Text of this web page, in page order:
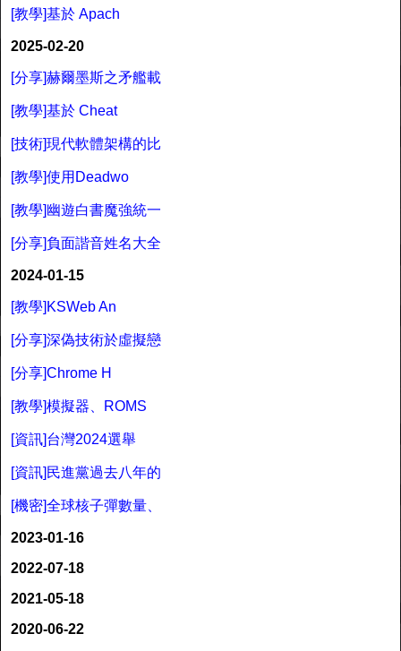
[教學]基於 Apach
2025-02-20
[分享]赫爾墨斯之矛艦載
[教學]基於 Cheat
[技術]現代軟體架構的比
[教學]使用Deadwo
[教學]幽遊白書魔強統一
[分享]負面諧音姓名大全
2024-01-15
[教學]KSWeb An
[分享]深偽技術於虛擬戀
[分享]Chrome H
[教學]模擬器、ROMS
[資訊]台灣2024選舉
[資訊]民進黨過去八年的
[機密]全球核子彈數量、
2023-01-16
2022-07-18
2021-05-18
2020-06-22